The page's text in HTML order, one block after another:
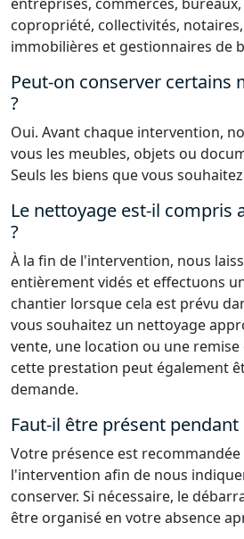
copropriété, collectivités,
immobilières et gestionnaires de
Peut-on conserver certains
?
Oui. Avant chaque intervention,
vous les meubles, objets ou
Seuls les biens que vous
Le nettoyage est-il compris
?
À la fin de l'intervention, nous
entièrement vidés et effectuons
chantier lorsque cela est prévu
vous souhaitez un nettoyage
vente, une location ou une
cette prestation peut également
demande.
Faut-il être présent pendant
Votre présence est
l'intervention afin de nous
conserver. Si nécessaire, le
être organisé en votre absence